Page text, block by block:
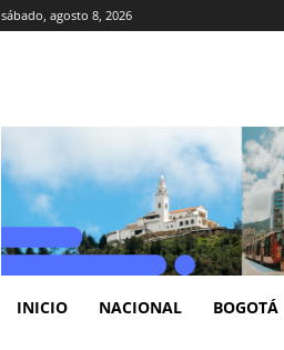
sábado, agosto 8, 2026
INICIO NACIONAL BOGOTÁ